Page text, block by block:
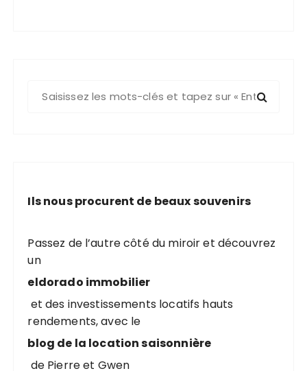
h
p
o
u
:
Ils nous procurent de beaux souvenirs
Passez de l’autre côté du miroir et découvrez
un
eldorado immobilier
et des investissements locatifs hauts
rendements, avec le
blog de la location saisonnière
de Pierre et Gwen